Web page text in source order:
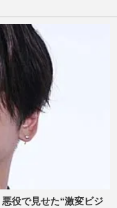
役で見せた“激変ビジ